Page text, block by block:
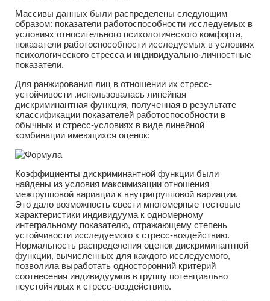
Массивы данных были распределены следующим
образом: показатели работоспособности исследуемых в
условиях относительного психологического комфорта,
показатели работоспособности исследуемых в условиях
психологического стресса и индивидуально-личностные
показатели.
Для ранжирования лиц в отношении их стресс-
устойчивости .использовалась линейная
дискриминантная функция, полученная в результате
классификации показателей работоспособности в
обычных и стресс-условиях в виде линейной
комбинации имеющихся оценок:
Коэффициенты дискриминантной функции были
найдены из условия максимизации отношения
межгрупповой вариации к внутригрупповой вариации.
Это дало возможность свести многомерные тестовые
характеристики индивидуума к одномерному
интегральному показателю, отражающему степень
устойчивости исследуемого к стресс-воздействию.
Нормальность распределения оценок дискриминантной
функции, вычисленных для каждого исследуемого,
позволила выработать односторонний критерий
соотнесения индивидуумов в группу потенциально
неустойчивых к стресс-воздействию.